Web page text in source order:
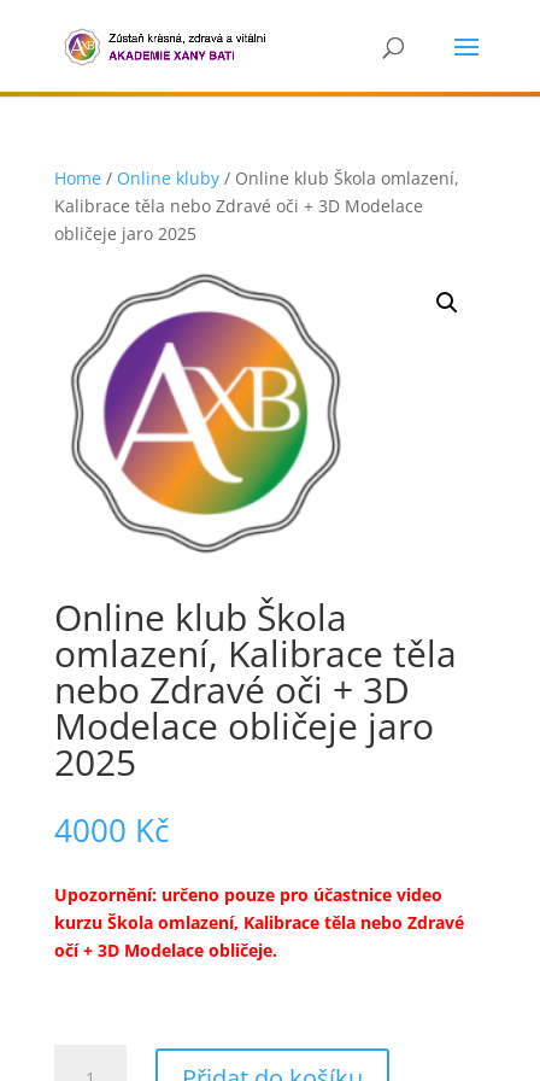
Home/ Online kluby/ Online klub Škola omlazení,
Kalibrace těla nebo Zdravé oči + 3D Modelace
obličeje jaro 2025
Online klub Škola
omlazení, Kalibrace těla
nebo Zdravé oči + 3D
Modelace obličeje jaro
2025
4000 Kč
Upozornění: určeno pouze pro účastnice video
kurzu Škola omlazení, Kalibrace těla nebo Zdravé
očí + 3D Modelace obličeje.